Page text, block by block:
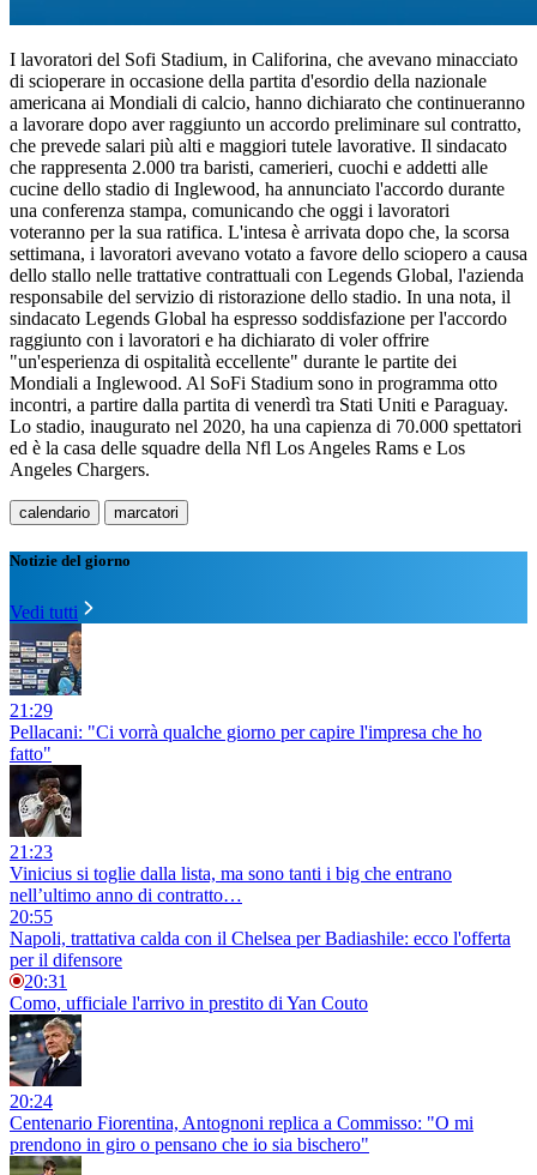
I lavoratori del Sofi Stadium, in Califorina, che avevano minacciato
di scioperare in occasione della partita d'esordio della nazionale
americana ai Mondiali di calcio, hanno dichiarato che continueranno
a lavorare dopo aver raggiunto un accordo preliminare sul contratto,
che prevede salari più alti e maggiori tutele lavorative. Il sindacato
che rappresenta 2.000 tra baristi, camerieri, cuochi e addetti alle
cucine dello stadio di Inglewood, ha annunciato l'accordo durante
una conferenza stampa, comunicando che oggi i lavoratori
voteranno per la sua ratifica. L'intesa è arrivata dopo che, la scorsa
settimana, i lavoratori avevano votato a favore dello sciopero a causa
dello stallo nelle trattative contrattuali con Legends Global, l'azienda
responsabile del servizio di ristorazione dello stadio. In una nota, il
sindacato Legends Global ha espresso soddisfazione per l'accordo
raggiunto con i lavoratori e ha dichiarato di voler offrire
"un'esperienza di ospitalità eccellente" durante le partite dei
Mondiali a Inglewood. Al SoFi Stadium sono in programma otto
incontri, a partire dalla partita di venerdì tra Stati Uniti e Paraguay.
Lo stadio, inaugurato nel 2020, ha una capienza di 70.000 spettatori
ed è la casa delle squadre della Nfl Los Angeles Rams e Los
Angeles Chargers.
calendario marcatori
Notizie del giorno
Vedi tutti
21:29
Pellacani: "Ci vorrà qualche giorno per capire l'impresa che ho
fatto"
21:23
Vinicius si toglie dalla lista, ma sono tanti i big che entrano
nell’ultimo anno di contratto…
20:55
Napoli, trattativa calda con il Chelsea per Badiashile: ecco l'offerta
per il difensore
20:31
Como, ufficiale l'arrivo in prestito di Yan Couto
20:24
Centenario Fiorentina, Antognoni replica a Commisso: "O mi
prendono in giro o pensano che io sia bischero"